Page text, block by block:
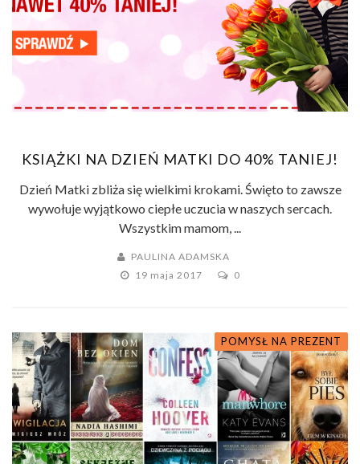
KSIĄŻKI NA DZIEŃ MATKI DO 40% TANIEJ!
Dzień Matki zbliża się wielkimi krokami. Święto to zawsze
wywołuje wyjątkowo ciepłe uczucia w naszych sercach.
Wszystkim mamom, ...
PAULINA ADAMSKA
19 maja 2017
0
POMYSŁ NA PREZENT